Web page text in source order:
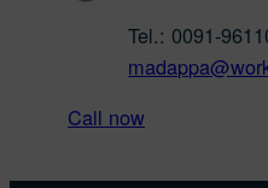
Tel.: 0091-
Call now